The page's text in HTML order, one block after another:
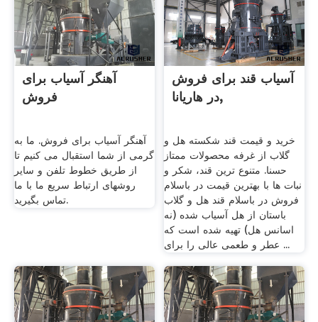
آهنگر آسیاب برای
فروش
آهنگر آسیاب برای فروش. ما به
گرمی از شما استقبال می کنیم تا
از طریق خطوط تلفن و سایر
روشهای ارتباط سریع ما با ما
تماس بگیرید.
آسیاب قند برای فروش
در هاریانا,
خرید و قیمت قند شکسته هل و
گلاب از غرفه محصولات ممتاز
حسنا. متنوع ترین قند، شکر و
نبات ها با بهترین قیمت در باسلام
فروش در باسلام قند هل و گلاب
باستان از هل آسیاب شده (نه
اسانس هل) تهیه شده است که
عطر و طعمی عالی را برای ...